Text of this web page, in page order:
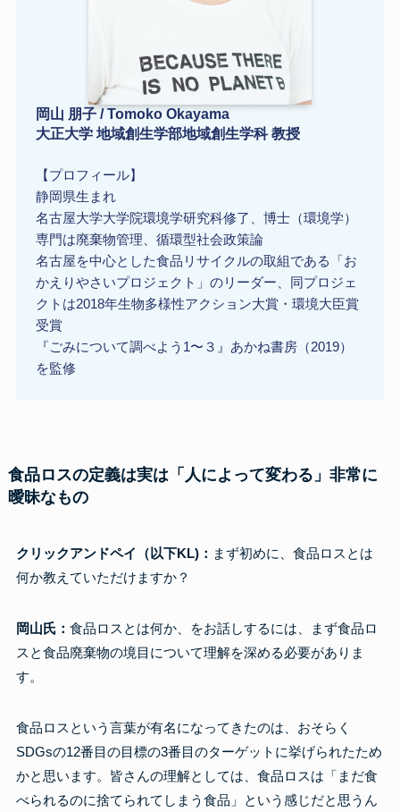
岡山 朋子 / Tomoko Okayama
大正大学 地域創生学部地域創生学科 教授
【プロフィール】
静岡県生まれ
名古屋大学大学院環境学研究科修了、博士（環境学）
専門は廃棄物管理、循環型社会政策論
名古屋を中心とした食品リサイクルの取組である「お
かえりやさいプロジェクト」のリーダー、同プロジェ
クトは2018年生物多様性アクション大賞・環境大臣賞
受賞
『ごみについて調べよう1〜３』あかね書房（2019）
を監修
食品ロスの定義は実は「人によって変わる」非常に
曖昧なもの
クリックアンドペイ（以下KL)： まず初めに、食品ロスとは
何か教えていただけますか？
岡山氏： 食品ロスとは何か、をお話しするには、まず食品ロ
スと食品廃棄物の境目について理解を深める必要がありま
す。
食品ロスという言葉が有名になってきたのは、おそらく
SDGsの12番目の目標の3番目のターゲットに挙げられたため
かと思います。皆さんの理解としては、食品ロスは「まだ食
べられるのに捨てられてしまう食品」という感じだと思うん